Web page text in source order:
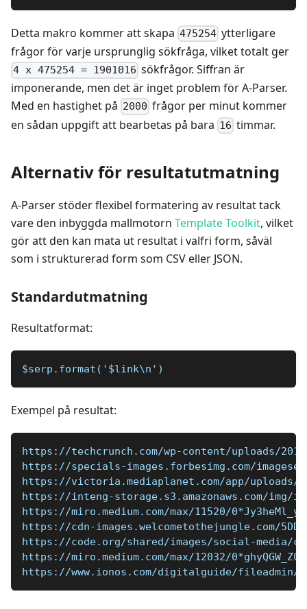
Detta makro kommer att skapa 475254 ytterligare
frågor för varje ursprunglig sökfråga, vilket totalt ger
4 x 475254 = 1901016 sökfrågor. Siffran är
imponerande, men det är inget problem för A-Parser.
Med en hastighet på 2000 frågor per minut kommer
en sådan uppgift att bearbetas på bara 16 timmar.
Alternativ för resultatutmatning
A-Parser stöder flexibel formatering av resultat tack
vare den inbyggda mallmotorn Template Toolkit, vilket
gör att den kan mata ut resultat i valfri form, såväl
som i strukturerad form som CSV eller JSON.
Standardutmatning
Resultatformat:
$serp.format('$link\n')
Exempel på resultat:
https://techcrunch.com/wp-content/uploads/
https://specials-images.forbesimg.com/
https://victoria.mediaplanet.com/app/uploads/
https://inteng-storage.s3.amazonaws.com/img/
https://miro.medium.com/max/11520/
https://cdn-images.welcometothejungle.com/
https://code.org/shared/images/social-media/
https://miro.medium.com/max/12032/
https://www.ionos.com/digitalguide/fileadmin/